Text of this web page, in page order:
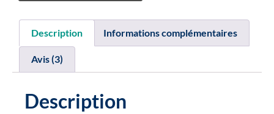
Description Informations complémentaires
Avis (3)
Description